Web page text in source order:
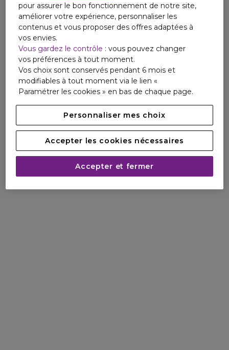
pour assurer le bon fonctionnement de notre site,
améliorer votre expérience, personnaliser les
contenus et vous proposer des offres adaptées à
vos envies.
Vous gardez le contrôle : vous pouvez changer
vos préférences à tout moment.
Vos choix sont conservés pendant 6 mois et
modifiables à tout moment via le lien «
Paramétrer les cookies » en bas de chaque page.
Personnaliser mes choix
Accepter les cookies nécessaires
Accepter et fermer